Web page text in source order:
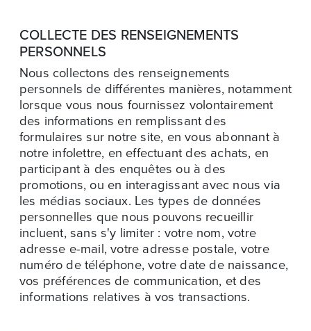
COLLECTE DES RENSEIGNEMENTS
PERSONNELS
Nous collectons des renseignements
personnels de différentes manières, notamment
lorsque vous nous fournissez volontairement
des informations en remplissant des
formulaires sur notre site, en vous abonnant à
notre infolettre, en effectuant des achats, en
participant à des enquêtes ou à des
promotions, ou en interagissant avec nous via
les médias sociaux. Les types de données
personnelles que nous pouvons recueillir
incluent, sans s'y limiter : votre nom, votre
adresse e-mail, votre adresse postale, votre
numéro de téléphone, votre date de naissance,
vos préférences de communication, et des
informations relatives à vos transactions.